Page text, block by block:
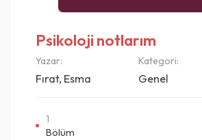
Psikoloji notlarım
Yazar:
Fırat, Esma
Kategori:
Genel
1
Bölüm